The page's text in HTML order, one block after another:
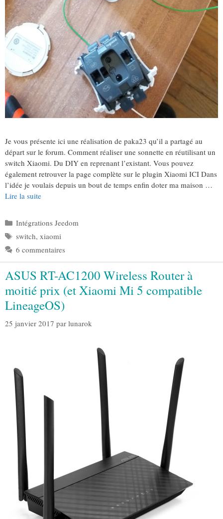
Je vous présente ici une réalisation de paka23 qu’il a partagé au
départ sur le forum. Comment réaliser une sonnette en réutilisant un
switch Xiaomi. Du DIY en reprenant l’existant. Vous pouvez
également retrouver la page complète sur le plugin Xiaomi ICI Dans
l’idée je voulais depuis un bout de temps enfin doter ma maison …
Lire la suite
Catégories
Intégrations Jeedom
Étiquettes
switch, xiaomi
6 commentaires
ASUS RT-AC1200 Wireless Router à
moitié prix (et Xiaomi Mi 5 compatible
LineageOS)
25 janvier 2017 par lunarok